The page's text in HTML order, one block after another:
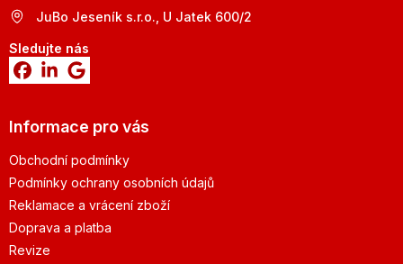
JuBo Jeseník s.r.o., U Jatek 600/2
Sledujte nás
Informace pro vás
Obchodní podmínky
Podmínky ochrany osobních údajů
Reklamace a vrácení zboží
Doprava a platba
Revize